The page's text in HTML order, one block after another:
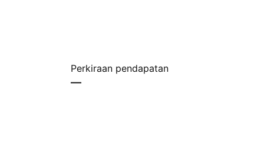
Perkiraan pendapatan
—